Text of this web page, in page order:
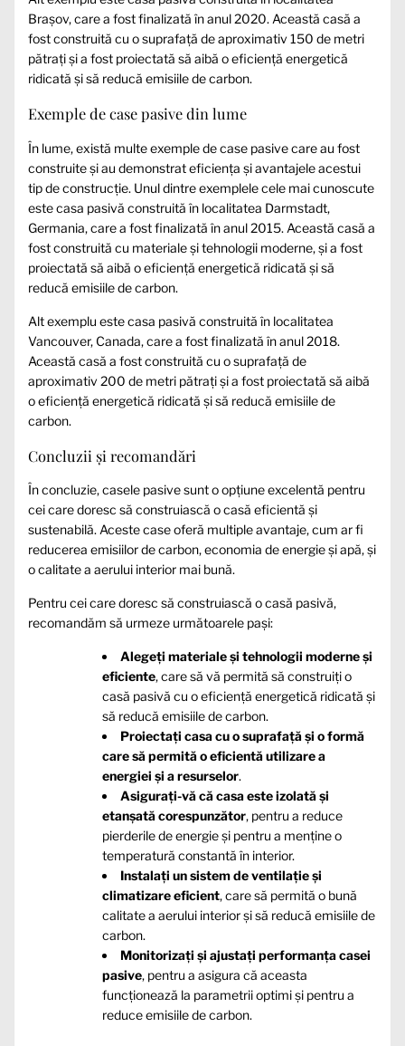
Brașov, care a fost finalizată în anul 2020. Această casă a
fost construită cu o suprafață de aproximativ 150 de metri
pătrați și a fost proiectată să aibă o eficiență energetică
ridicată și să reducă emisiile de carbon.
Exemple de case pasive din lume
În lume, există multe exemple de case pasive care au fost
construite și au demonstrat eficiența și avantajele acestui
tip de construcție. Unul dintre exemplele cele mai cunoscute
este casa pasivă construită în localitatea Darmstadt,
Germania, care a fost finalizată în anul 2015. Această casă a
fost construită cu materiale și tehnologii moderne, și a fost
proiectată să aibă o eficiență energetică ridicată și să
reducă emisiile de carbon.
Alt exemplu este casa pasivă construită în localitatea
Vancouver, Canada, care a fost finalizată în anul 2018.
Această casă a fost construită cu o suprafață de
aproximativ 200 de metri pătrați și a fost proiectată să aibă
o eficiență energetică ridicată și să reducă emisiile de
carbon.
Concluzii și recomandări
În concluzie, casele pasive sunt o opțiune excelentă pentru
cei care doresc să construiască o casă eficientă și
sustenabilă. Aceste case oferă multiple avantaje, cum ar fi
reducerea emisiilor de carbon, economia de energie și apă, și
o calitate a aerului interior mai bună.
Pentru cei care doresc să construiască o casă pasivă,
recomandăm să urmeze următoarele pași:
Alegeți materiale și tehnologii moderne și
eficiente, care să vă permită să construiți o
casă pasivă cu o eficiență energetică ridicată și
să reducă emisiile de carbon.
Proiectați casa cu o suprafață și o formă
care să permită o eficientă utilizare a
energiei și a resurselor.
Asigurați-vă că casa este izolată și
etanșată corespunzător, pentru a reduce
pierderile de energie și pentru a menține o
temperatură constantă în interior.
Instalați un sistem de ventilație și
climatizare eficient, care să permită o bună
calitate a aerului interior și să reducă emisiile de
carbon.
Monitorizați și ajustați performanța casei
pasive, pentru a asigura că aceasta
funcționează la parametrii optimi și pentru a
reduce emisiile de carbon.